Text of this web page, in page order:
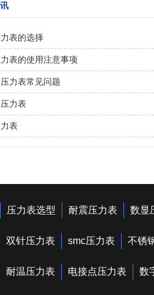
表的选择
表的使用注意事项
力表常见问题
力表
表
压力表选型 耐震压力表 数显
双针压力表 smc压力表 不锈
耐温压力表 电接点压力表 数